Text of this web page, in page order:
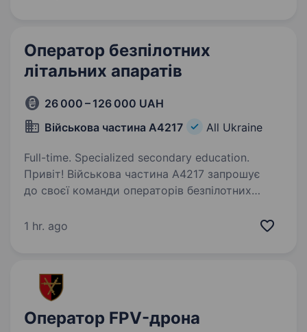
Оператор безпілотних
літальних апаратів
26 000 – 126 000 UAH
Військова частина А4217
All Ukraine
Full-time. Specialized secondary education.
Привіт! Військова частина А4217 запрошує
до своєї команди операторів безпілотних
у забезпеченні безпеки та оборони нашої
1 hr. ago
Оператор FPV-дрона